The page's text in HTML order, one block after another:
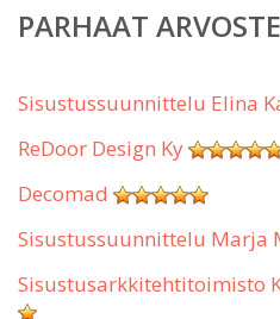
PARHAAT
Sisustussuunnittelu Elina
ReDoor Design Ky
Decomad
Sisustussuunnittelu Marja
Sisustusarkkitehtitoimisto